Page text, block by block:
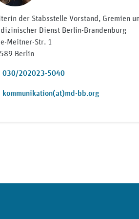
https://www.linkedin.com/
der Stabsstelle Vorstand, Gremien
Dienst Berlin-Brandenburg
Meitner-Str. 1
Berlin
Telefon:
030/202023-5040
E-Mail:
kommunikation(at)md-bb.org